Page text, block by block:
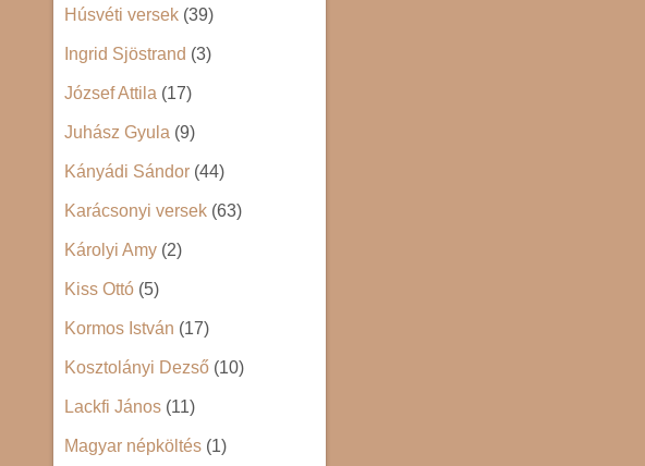
Húsvéti versek (39)
Ingrid Sjöstrand (3)
József Attila (17)
Juhász Gyula (9)
Kányádi Sándor (44)
Karácsonyi versek (63)
Károlyi Amy (2)
Kiss Ottó (5)
Kormos István (17)
Kosztolányi Dezső (10)
Lackfi János (11)
Magyar népköltés (1)